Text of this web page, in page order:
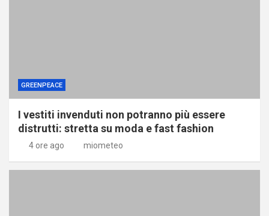
GREENPEACE
I vestiti invenduti non potranno più essere
distrutti: stretta su moda e fast fashion
4 ore ago miometeo